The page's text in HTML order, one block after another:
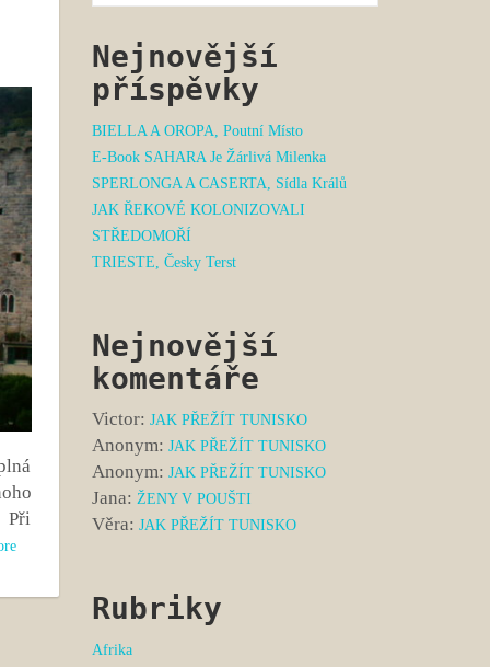
Při
Nejnovější
příspěvky
BIELLA A OROPA, Poutní Místo
E-Book SAHARA Je Žárlivá Milenka
SPERLONGA A CASERTA, Sídla Králů
JAK ŘEKOVÉ KOLONIZOVALI
STŘEDOMOŘÍ
TRIESTE, Česky Terst
Nejnovější
komentáře
Victor: JAK PŘEŽÍT TUNISKO
Anonym: JAK PŘEŽÍT TUNISKO
Anonym: JAK PŘEŽÍT TUNISKO
Jana: ŽENY V POUŠTI
Věra: JAK PŘEŽÍT TUNISKO
Rubriky
Afrika